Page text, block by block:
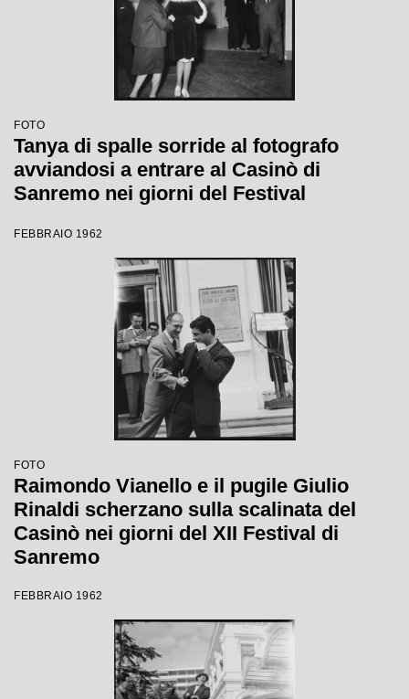
FOTO
Tanya di spalle sorride al fotografo
avviandosi a entrare al Casinò di
Sanremo nei giorni del Festival
FEBBRAIO 1962
FOTO
Raimondo Vianello e il pugile Giulio
Rinaldi scherzano sulla scalinata del
Casinò nei giorni del XII Festival di
Sanremo
FEBBRAIO 1962